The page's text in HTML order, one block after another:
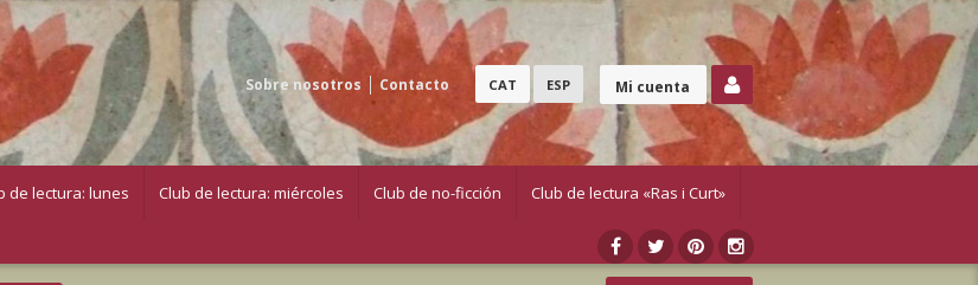
Mi cuenta
CAT ESP
Sobre nosotros Contacto
de lectura: lunes Club de lectura: miércoles Club de no-ficción Club de lectura «Ras i Curt»